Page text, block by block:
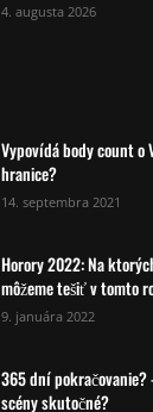
4. augusta 2026
Vypovídá body count o
hranice?
14. septembra 2021
Horory 2022: Na
môžeme tešiť v tomto
9. januára 2022
365 dní
scény skutočné?